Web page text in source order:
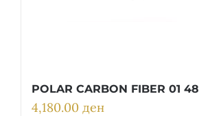
POLAR CARBON FIBER 01 48
4,180.00 ден